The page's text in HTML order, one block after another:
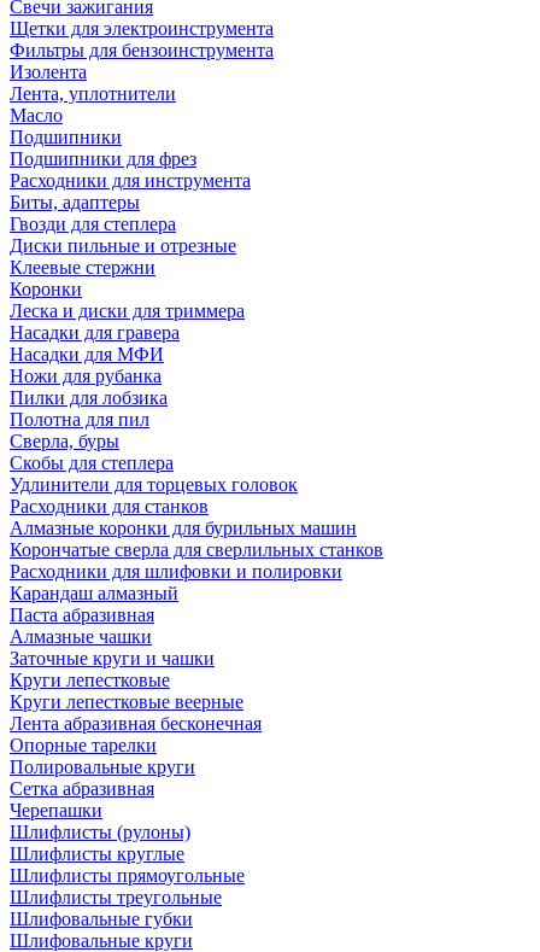
Свечи зажигания
Щетки для электроинструмента
Фильтры для бензоинструмента
Изолента
Лента, уплотнители
Масло
Подшипники
Подшипники для фрез
Расходники для инструмента
Биты, адаптеры
Гвозди для степлера
Диски пильные и отрезные
Клеевые стержни
Коронки
Леска и диски для триммера
Насадки для гравера
Насадки для МФИ
Ножи для рубанка
Пилки для лобзика
Полотна для пил
Сверла, буры
Скобы для степлера
Удлинители для торцевых головок
Расходники для станков
Алмазные коронки для бурильных машин
Корончатые сверла для сверлильных станков
Расходники для шлифовки и полировки
Карандаш алмазный
Паста абразивная
Алмазные чашки
Заточные круги и чашки
Круги лепестковые
Круги лепестковые веерные
Лента абразивная бесконечная
Опорные тарелки
Полировальные круги
Сетка абразивная
Черепашки
Шлифлисты (рулоны)
Шлифлисты круглые
Шлифлисты прямоугольные
Шлифлисты треугольные
Шлифовальные губки
Шлифовальные круги